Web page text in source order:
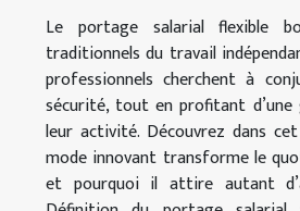
Le portage salarial flexible
traditionnels du travail
professionnels cherchent à
sécurité, tout en profitant
leur activité. Découvrez dans
mode innovant transforme le
et pourquoi il attire autant